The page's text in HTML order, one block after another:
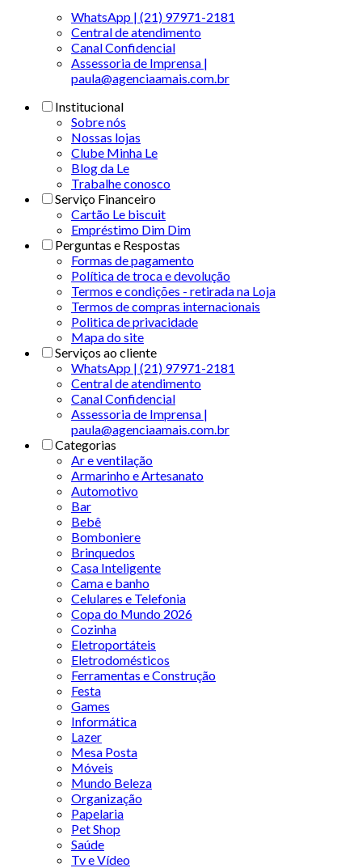
WhatsApp | (21) 97971-2181
Central de atendimento
Canal Confidencial
Assessoria de Imprensa |
paula@agenciaamais.com.br
Institucional
Sobre nós
Nossas lojas
Clube Minha Le
Blog da Le
Trabalhe conosco
Serviço Financeiro
Cartão Le biscuit
Empréstimo Dim Dim
Perguntas e Respostas
Formas de pagamento
Política de troca e devolução
Termos e condições - retirada na Loja
Termos de compras internacionais
Politica de privacidade
Mapa do site
Serviços ao cliente
WhatsApp | (21) 97971-2181
Central de atendimento
Canal Confidencial
Assessoria de Imprensa |
paula@agenciaamais.com.br
Categorias
Ar e ventilação
Armarinho e Artesanato
Automotivo
Bar
Bebê
Bomboniere
Brinquedos
Casa Inteligente
Cama e banho
Celulares e Telefonia
Copa do Mundo 2026
Cozinha
Eletroportáteis
Eletrodomésticos
Ferramentas e Construção
Festa
Games
Informática
Lazer
Mesa Posta
Móveis
Mundo Beleza
Organização
Papelaria
Pet Shop
Saúde
Tv e Vídeo